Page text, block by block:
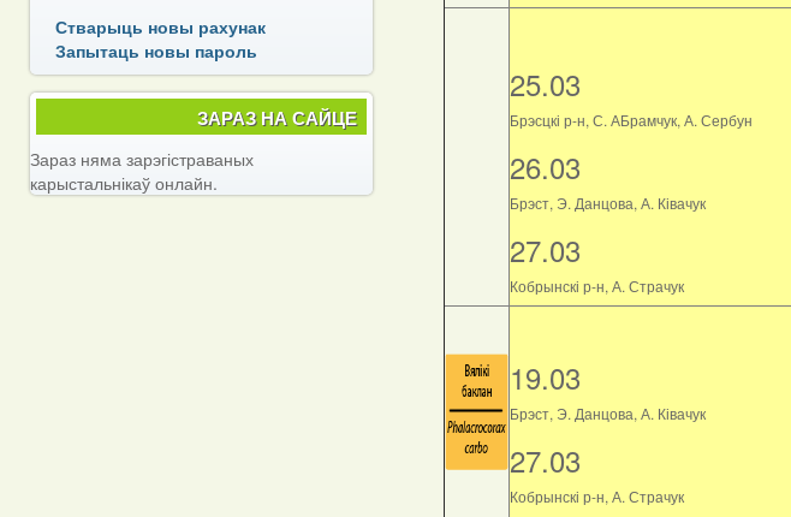
25.03
Брэсцкі р-н, С. АБрамчук, А. Сербун
26.03
Брэст, Э. Данцова, А. Ківачук
27.03
Кобрынскі р-н, А. Страчук
19.03
Брэст, Э. Данцова, А. Ківачук
27.03
Кобрынскі р-н, А. Страчук
Стварыць новы рахунак
Запытаць новы пароль
ЗАРАЗ НА САЙЦЕ
Зараз няма зарэгістраваных
карыстальнікаў онлайн.